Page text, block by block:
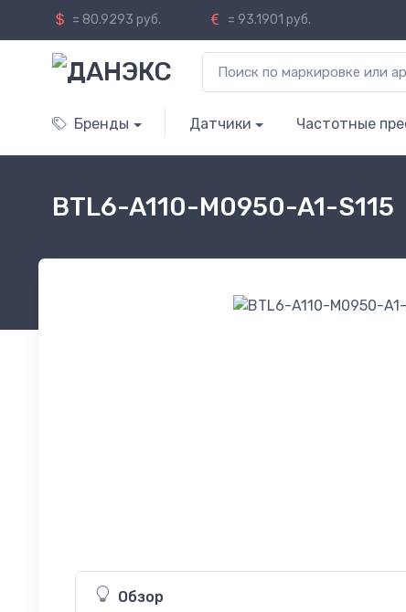
= 80.9293 руб. = 93.1901 руб.
Бренды Датчики Частотные
BTL6-A110-M0950-A1-S115
Обзор